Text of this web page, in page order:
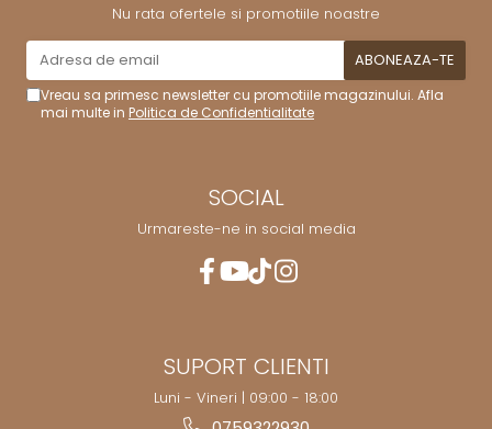
Nu rata ofertele si promotiile noastre
Vreau sa primesc newsletter cu promotiile magazinului. Afla
mai multe in Politica de Confidentialitate
SOCIAL
Urmareste-ne in social media
SUPORT CLIENTI
Luni - Vineri | 09:00 - 18:00